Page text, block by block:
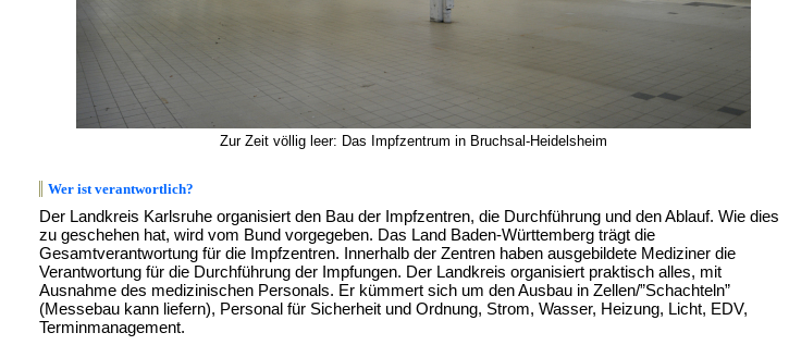
Zur Zeit völlig leer: Das Impfzentrum in Bruchsal-Heidelsheim
Wer ist verantwortlich?
Der Landkreis Karlsruhe organisiert den Bau der Impfzentren, die Durchführung und den Ablauf. Wie dies
zu geschehen hat, wird vom Bund vorgegeben. Das Land Baden-Württemberg trägt die
Gesamtverantwortung für die Impfzentren. Innerhalb der Zentren haben ausgebildete Mediziner die
Verantwortung für die Durchführung der Impfungen. Der Landkreis organisiert praktisch alles, mit
Ausnahme des medizinischen Personals. Er kümmert sich um den Ausbau in Zellen/”Schachteln”
(Messebau kann liefern), Personal für Sicherheit und Ordnung, Strom, Wasser, Heizung, Licht, EDV,
Terminmanagement.